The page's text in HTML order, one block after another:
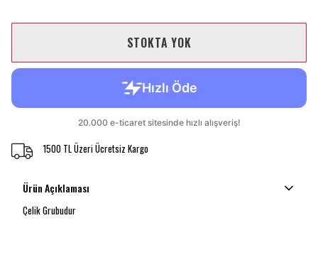
STOKTA YOK
1500 TL Üzeri Ücretsiz Kargo
Ürün Açıklaması
Çelik Grubudur